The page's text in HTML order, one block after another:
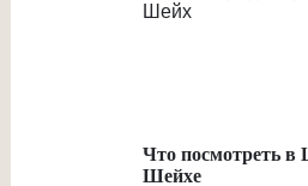
Что посмотреть
Шейхе